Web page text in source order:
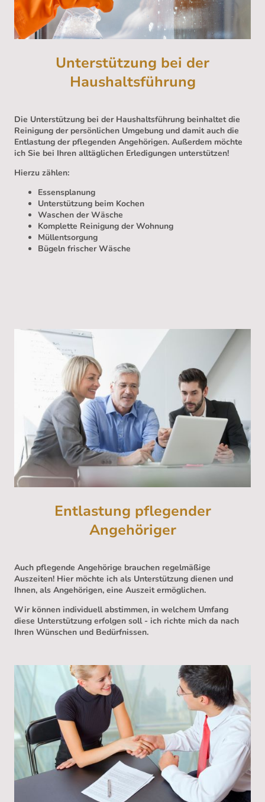
Unterstützung bei der
Haushaltsführung
Die Unterstützung bei der Haushaltsführung beinhaltet die
Reinigung der persönlichen Umgebung und damit auch die
Entlastung der pflegenden Angehörigen. Außerdem möchte
ich Sie bei Ihren alltäglichen Erledigungen unterstützen!
Hierzu zählen:
Essensplanung
Unterstützung beim Kochen
Waschen der Wäsche
Komplette Reinigung der Wohnung
Müllentsorgung
Bügeln frischer Wäsche
Entlastung pflegender
Angehöriger
Auch pflegende Angehörige brauchen regelmäßige
Auszeiten! Hier möchte ich als Unterstützung dienen und
Ihnen, als Angehörigen, eine Auszeit ermöglichen.
Wir können individuell abstimmen, in welchem Umfang
diese Unterstützung erfolgen soll - ich richte mich da nach
Ihren Wünschen und Bedürfnissen.